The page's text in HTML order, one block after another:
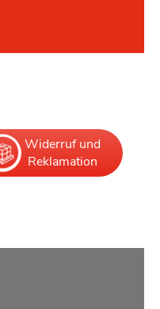
Widerruf und
Reklamation